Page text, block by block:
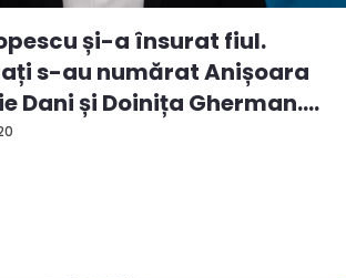
și-a însurat fiul.
s-au numărat Anișoara
Dani și Doinița Gherman.